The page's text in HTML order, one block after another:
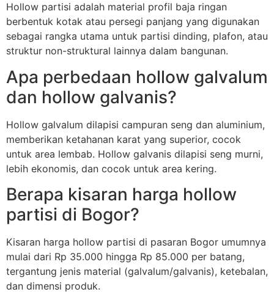
Hollow partisi adalah material profil baja ringan
berbentuk kotak atau persegi panjang yang digunakan
sebagai rangka utama untuk partisi dinding, plafon, atau
struktur non-struktural lainnya dalam bangunan.
Apa perbedaan hollow galvalum
dan hollow galvanis?
Hollow galvalum dilapisi campuran seng dan aluminium,
memberikan ketahanan karat yang superior, cocok
untuk area lembab. Hollow galvanis dilapisi seng murni,
lebih ekonomis, dan cocok untuk area kering.
Berapa kisaran harga hollow
partisi di Bogor?
Kisaran harga hollow partisi di pasaran Bogor umumnya
mulai dari Rp 35.000 hingga Rp 85.000 per batang,
tergantung jenis material (galvalum/galvanis), ketebalan,
dan dimensi produk.